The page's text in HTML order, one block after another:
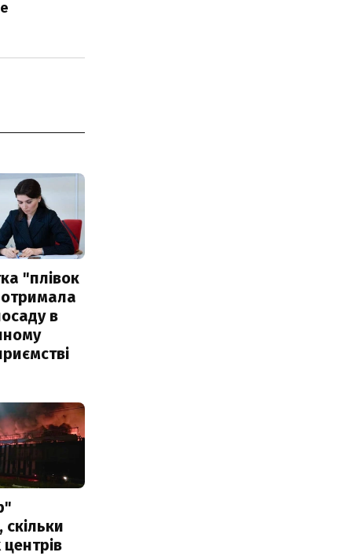
"плівок
в
скільки